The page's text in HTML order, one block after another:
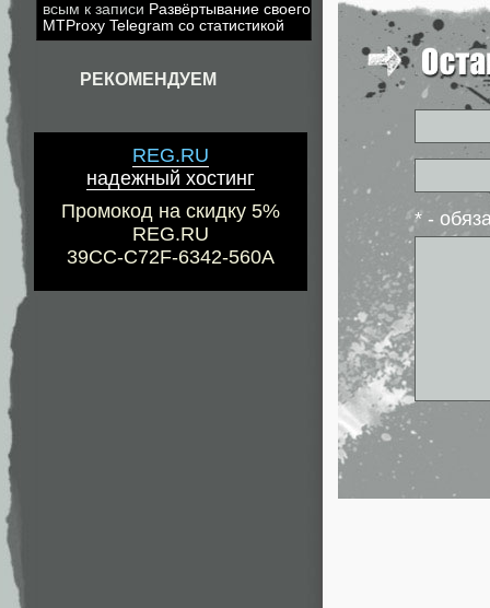
всым к записи Развёртывание своего
MTProxy Telegram со статистикой
РЕКОМЕНДУЕМ
REG.RU
надежный хостинг
Промокод на скидку 5%
REG.RU
39CC-C72F-6342-560A
* -